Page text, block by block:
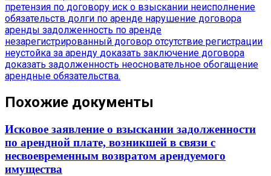
претензия по договору иск о взыскании неисполнение
обязательств долги по аренде нарушение договора
аренды задолженность по аренде
незарегистрированный договор отсутствие регистрации
неустойка за аренду доказать заключение договора
доказать задолженность неосновательное обогащение
арендные обязательства.
Похожие документы
Исковое заявление о взыскании задолженности
по арендной плате, возникшей в связи с
несвоевременным возвратом арендуемого
имущества